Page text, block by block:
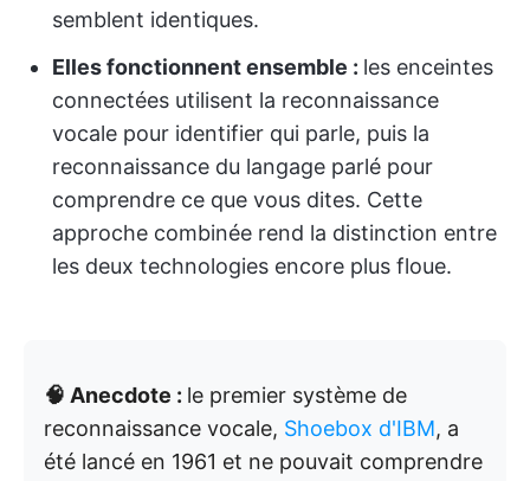
semblent identiques.
Elles fonctionnent ensemble : les enceintes
connectées utilisent la reconnaissance
vocale pour identifier qui parle, puis la
reconnaissance du langage parlé pour
comprendre ce que vous dites. Cette
approche combinée rend la distinction entre
les deux technologies encore plus floue.
🧠 Anecdote : le premier système de
reconnaissance vocale, Shoebox d'IBM, a
été lancé en 1961 et ne pouvait comprendre